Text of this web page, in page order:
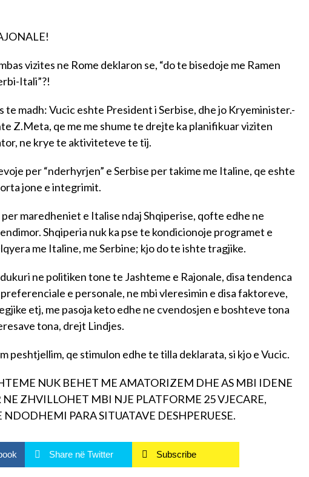
vizites ne Rome deklaron se, “do te bisedoje me Ramen
Itali”?!
te madh: Vucic eshte President i Serbise, dhe jo Kryeminister.-
Z.Meta, qe me me shume te drejte ka planifikuar viziten
ne krye te aktiviteteve te tij.
per “nderhyrjen” e Serbise per takime me Italine, qe eshte
jone e integrimit.
maredheniet e Italise ndaj Shqiperise, qofte edhe ne
Shqiperia nuk ka pse te kondicionoje programet e
me Italine, me Serbine; kjo do te ishte tragjike.
ne politiken tone te Jashteme e Rajonale, disa tendenca
e personale, ne mbi vleresimin e disa faktoreve,
etj, me pasoja keto edhe ne cvendosjen e boshteve tona
tona, drejt Lindjes.
peshtjellim, qe stimulon edhe te tilla deklarata, si kjo e Vucic.
NUK BEHET ME AMATORIZEM DHE AS MBI IDENE
NE ZHVILLOHET MBI NJE PLATFORME 25 VJECARE,
NDODHEMI PARA SITUATAVE DESHPERUESE.
Share në Twitter Subscribe